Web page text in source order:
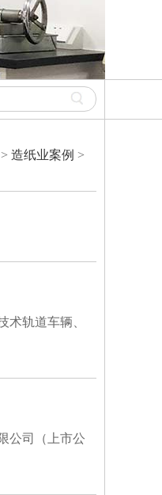
> 造纸业案例 >
轨道车辆、
公司（上市公